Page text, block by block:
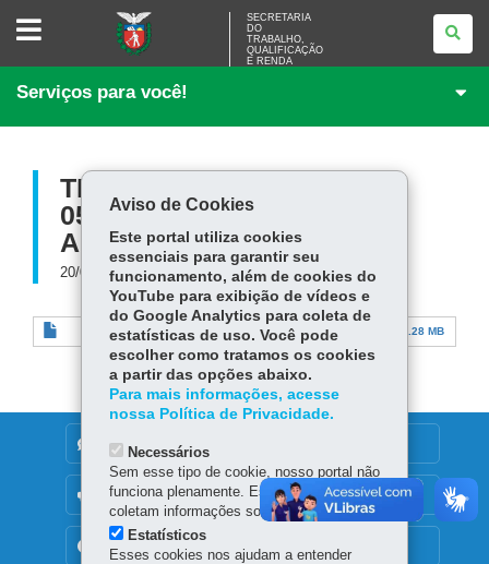
SECRETARIA
TRABALHO,
<BR
E
SECRETARIA
DO
TRABALHO,
QUALIFICAÇÃO
E RENDA
Serviços para você!
TERMO DE CONVÊNIO
056.2022- MUNICIPIO
APUCARANA.PDF
20/08/2024
TERMO DE CONVÊNIO 056.2022- MUNICIPIO
APUCARANA.pdf
7.28 MB
DENUNCIE CORRUPÇÃO
OUVIDORIA
Aviso de Cookies
Este portal utiliza cookies
essenciais para garantir seu
funcionamento, além de cookies do
YouTube para exibição de vídeos e
do Google Analytics para coleta de
estatísticas de uso. Você pode
escolher como tratamos os cookies
a partir das opções abaixo.
Para mais informações, acesse
nossa Política de Privacidade.
Necessários
Sem esse tipo de cookie, nosso portal não
funciona plenamente. Esses cookies não
coletam informações sobre o visitante.
Estatísticos
Esses cookies nos ajudam a entender